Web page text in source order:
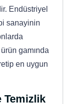
Endüstriyel
sanayinin
gamında
en uygun
Temizlik